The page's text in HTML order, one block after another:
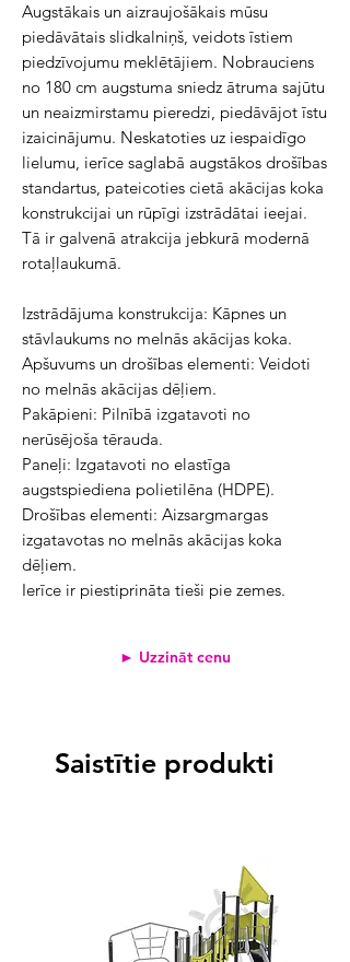
Augstākais un aizraujošākais mūsu
piedāvātais slidkalniņš, veidots īstiem
piedzīvojumu meklētājiem. Nobrauciens
no 180 cm augstuma sniedz ātruma sajūtu
un neaizmirstamu pieredzi, piedāvājot īstu
izaicinājumu. Neskatoties uz iespaidīgo
lielumu, ierīce saglabā augstākos drošības
standartus, pateicoties cietā akācijas koka
konstrukcijai un rūpīgi izstrādātai ieejai.
Tā ir galvenā atrakcija jebkurā modernā
rotaļlaukumā.
Izstrādājuma konstrukcija: Kāpnes un
stāvlaukums no melnās akācijas koka.
Apšuvums un drošības elementi: Veidoti
no melnās akācijas dēļiem.
Pakāpieni: Pilnībā izgatavoti no
nerūsējoša tērauda.
Paneļi: Izgatavoti no elastīga
augstspiediena polietilēna (HDPE).
Drošības elementi: Aizsargmargas
izgatavotas no melnās akācijas koka
dēļiem.
Ierīce ir piestiprināta tieši pie zemes.
► Uzzināt cenu
Saistītie produkti